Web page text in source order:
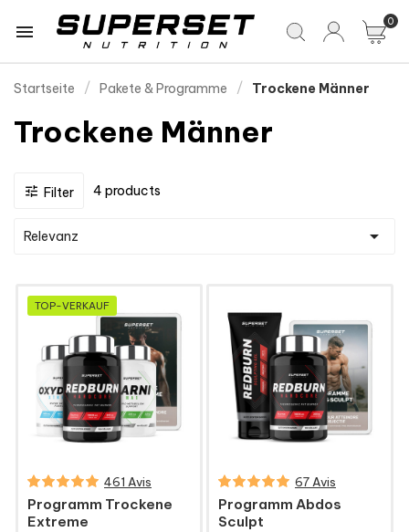
 0
Startseite Pakete & Programme Trockene Männer
Trockene Männer
 Filter 4 products
Relevanz 
TOP-VERKAUF
461 Avis
Programm Trockene
Extreme
67 Avis
Programm Abdos
Sculpt